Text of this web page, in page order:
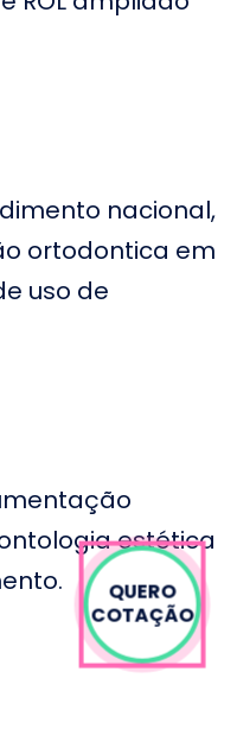
nacional,
ortodontica em
uso de
estética
QUERO
COTAÇÃO